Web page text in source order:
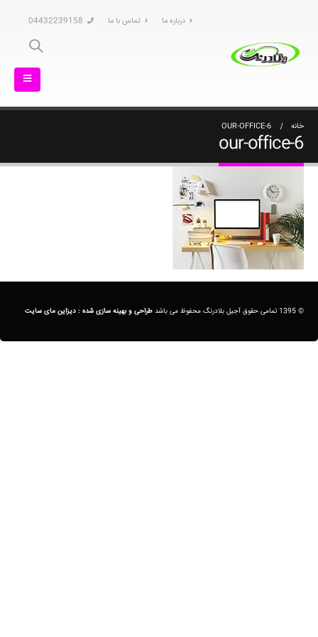
درباره ما تماس با ما 04432239158
خانه OUR-OFFICE-6
our-office-6
© 1395 تمامی حقوق آجیل بلادرنگ محفوظ می باشد طراحی و بهینه سازی شده : دیزاین مای سایت